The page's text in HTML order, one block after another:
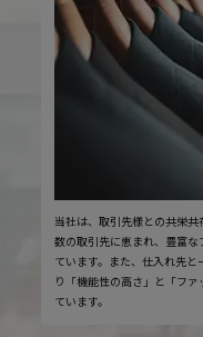
当社は、取引先様との共栄
数の取引先に恵まれ、豊富
ています。また、仕入れ先
り「機能性の高さ」と「フ
ています。